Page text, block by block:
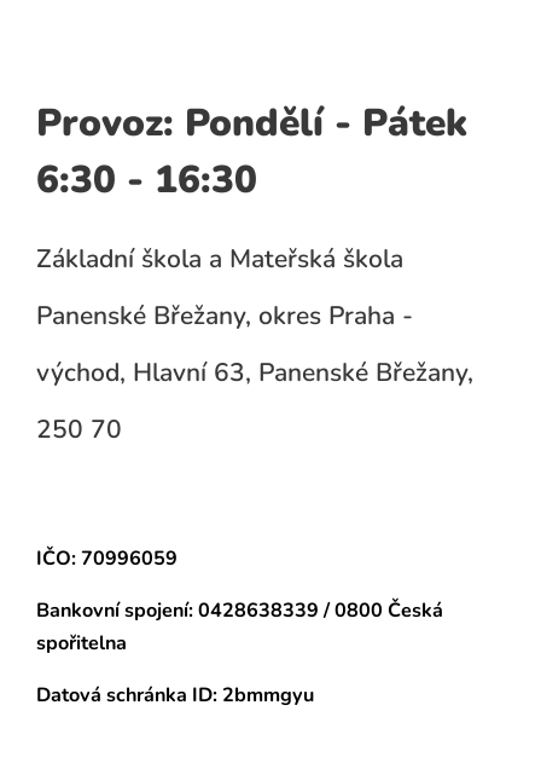
Provoz: Pondělí - Pátek
6:30 - 16:30
Základní škola a Mateřská škola
Panenské Břežany, okres Praha -
východ, Hlavní 63, Panenské Břežany,
250 70
IČO: 70996059
Bankovní spojení:0428638339 / 0800 Česká
spořitelna
Datová schránka ID: 2bmmgyu